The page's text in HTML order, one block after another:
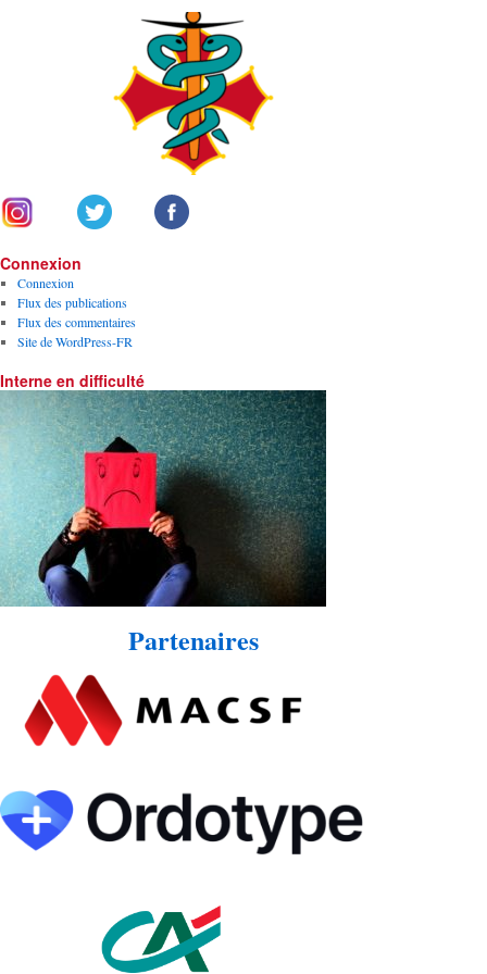
Connexion
Connexion
Flux des publications
Flux des commentaires
Site de WordPress-FR
Interne en difficulté
Partenaires